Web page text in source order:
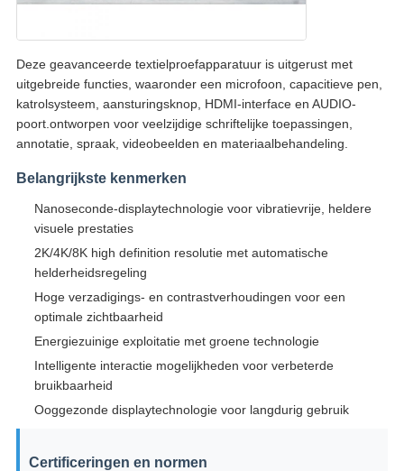
Deze geavanceerde textielproefapparatuur is uitgerust met
uitgebreide functies, waaronder een microfoon, capacitieve pen,
katrolsysteem, aansturingsknop, HDMI-interface en AUDIO-
poort.ontworpen voor veelzijdige schriftelijke toepassingen,
annotatie, spraak, videobeelden en materiaalbehandeling.
Belangrijkste kenmerken
Nanoseconde-displaytechnologie voor vibratievrije, heldere
visuele prestaties
2K/4K/8K high definition resolutie met automatische
helderheidsregeling
Hoge verzadigings- en contrastverhoudingen voor een
optimale zichtbaarheid
Energiezuinige exploitatie met groene technologie
Intelligente interactie mogelijkheden voor verbeterde
bruikbaarheid
Ooggezonde displaytechnologie voor langdurig gebruik
Certificeringen en normen